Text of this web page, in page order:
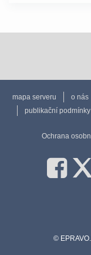
mapa serveru o nás
publikační podmínky
Ochrana
©